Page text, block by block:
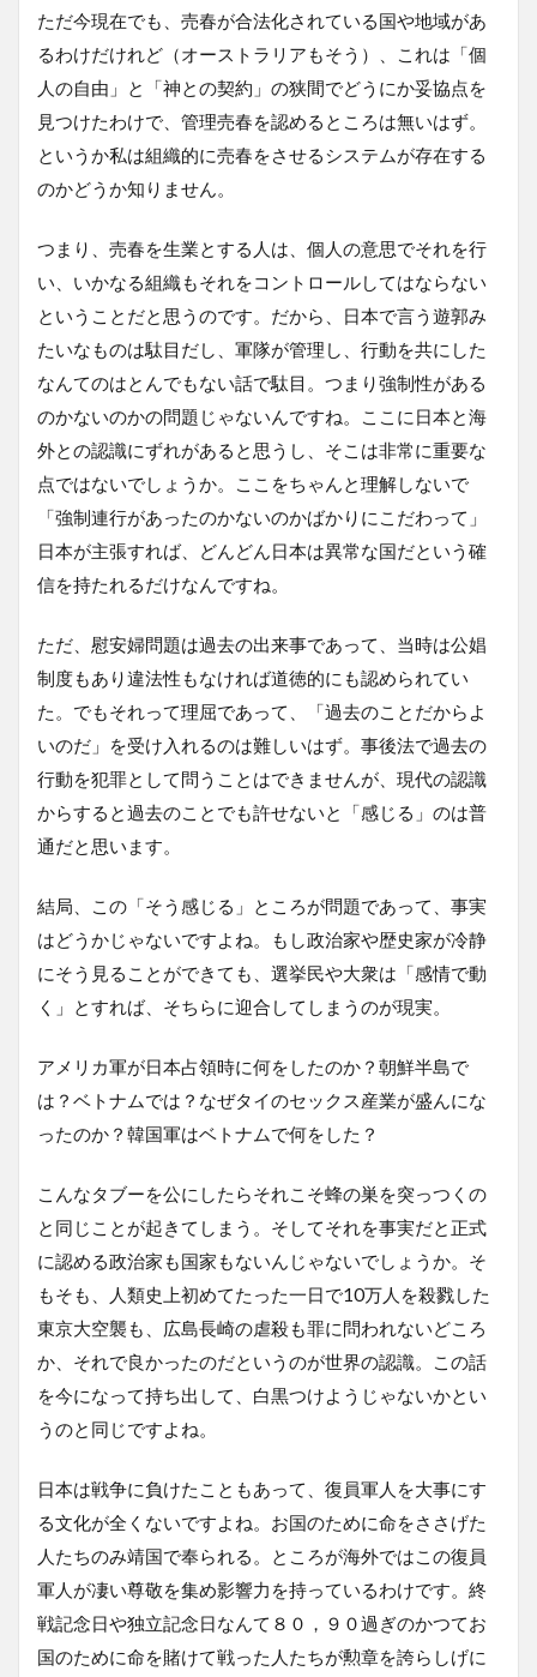
ただ今現在でも、売春が合法化されている国や地域があ
るわけだけれど（オーストラリアもそう）、これは「個
人の自由」と「神との契約」の狭間でどうにか妥協点を
見つけたわけで、管理売春を認めるところは無いはず。
というか私は組織的に売春をさせるシステムが存在する
のかどうか知りません。
つまり、売春を生業とする人は、個人の意思でそれを行
い、いかなる組織もそれをコントロールしてはならない
ということだと思うのです。だから、日本で言う遊郭み
たいなものは駄目だし、軍隊が管理し、行動を共にした
なんてのはとんでもない話で駄目。つまり強制性がある
のかないのかの問題じゃないんですね。ここに日本と海
外との認識にずれがあると思うし、そこは非常に重要な
点ではないでしょうか。ここをちゃんと理解しないで
「強制連行があったのかないのかばかりにこだわって」
日本が主張すれば、どんどん日本は異常な国だという確
信を持たれるだけなんですね。
ただ、慰安婦問題は過去の出来事であって、当時は公娼
制度もあり違法性もなければ道徳的にも認められてい
た。でもそれって理屈であって、「過去のことだからよ
いのだ」を受け入れるのは難しいはず。事後法で過去の
行動を犯罪として問うことはできませんが、現代の認識
からすると過去のことでも許せないと「感じる」のは普
通だと思います。
結局、この「そう感じる」ところが問題であって、事実
はどうかじゃないですよね。もし政治家や歴史家が冷静
にそう見ることができても、選挙民や大衆は「感情で動
く」とすれば、そちらに迎合してしまうのが現実。
アメリカ軍が日本占領時に何をしたのか？朝鮮半島で
は？ベトナムでは？なぜタイのセックス産業が盛んにな
ったのか？韓国軍はベトナムで何をした？
こんなタブーを公にしたらそれこそ蜂の巣を突っつくの
と同じことが起きてしまう。そしてそれを事実だと正式
に認める政治家も国家もないんじゃないでしょうか。そ
もそも、人類史上初めてたった一日で10万人を殺戮した
東京大空襲も、広島長崎の虐殺も罪に問われないどころ
か、それで良かったのだというのが世界の認識。この話
を今になって持ち出して、白黒つけようじゃないかとい
うのと同じですよね。
日本は戦争に負けたこともあって、復員軍人を大事にす
る文化が全くないですよね。お国のために命をささげた
人たちのみ靖国で奉られる。ところが海外ではこの復員
軍人が凄い尊敬を集め影響力を持っているわけです。終
戦記念日や独立記念日なんて８０，９０過ぎのかつてお
国のために命を賭けて戦った人たちが勲章を誇らしげに